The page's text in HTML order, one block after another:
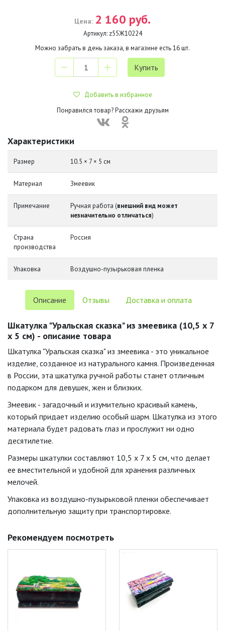
Цена: 2 160 руб.
Артикул: z55Ж10224
Можно забрать в день заказа, в магазине есть16шт.
Добавить в избранное
Понравился товар? Расскажи друзьям
Характеристики
Размер 10.5 × 7 × 5 см
Материал Змеевик
Примечание Ручная работа (внешний вид может
незначительно отличаться)
Страна
производства
Россия
Упаковка Воздушно-пузырьковая пленка
Описание Отзывы Доставка и оплата
Шкатулка "Уральская сказка" из змеевика (10,5 х 7
х 5 см) - описание товара
Шкатулка "Уральская сказка" из змеевика - это уникальное
изделие, созданное из натурального камня. Произведенная
в России, эта шкатулка ручной работы станет отличным
подарком для девушек, жен и близких.
Змеевик - загадочный и изумительно красивый камень,
который придает изделию особый шарм. Шкатулка из этого
материала будет радовать глаз и прослужит ни одно
десятилетие.
Размеры шкатулки составляют 10,5 х 7 х 5 см, что делает
ее вместительной и удобной для хранения различных
мелочей.
Упаковка из воздушно-пузырьковой пленки обеспечивает
дополнительную защиту при транспортировке.
Рекомендуем посмотреть